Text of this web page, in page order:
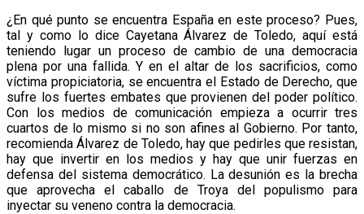
¿En qué punto se encuentra España en este proceso? Pues,
tal y como lo dice Cayetana Álvarez de Toledo, aquí está
teniendo lugar un proceso de cambio de una democracia
plena por una fallida. Y en el altar de los sacrificios, como
víctima propiciatoria, se encuentra el Estado de Derecho, que
sufre los fuertes embates que provienen del poder político.
Con los medios de comunicación empieza a ocurrir tres
cuartos de lo mismo si no son afines al Gobierno. Por tanto,
recomienda Álvarez de Toledo, hay que pedirles que resistan,
hay que invertir en los medios y hay que unir fuerzas en
defensa del sistema democrático. La desunión es la brecha
que aprovecha el caballo de Troya del populismo para
inyectar su veneno contra la democracia.